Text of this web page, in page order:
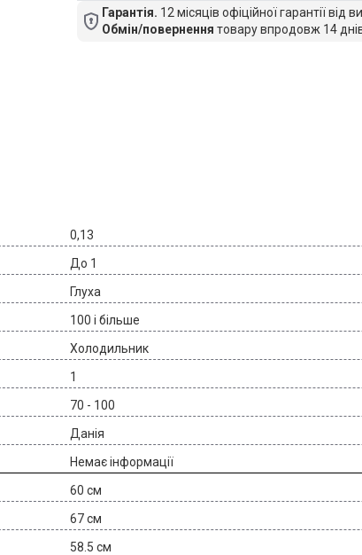
Гарантія. 12 місяців офіційної гарантії від
Обмін/повернення товару впродовж 14
0,13
До 1
Глуха
100 і більше
Холодильник
1
70 - 100
Данія
Немає інформації
60 см
67 см
58.5 см